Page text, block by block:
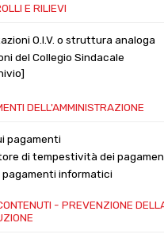
E RILIEVI
O.I.V. o struttura analoga
del Collegio Sindacale
DELL'AMMINISTRAZIONE
pagamenti
di tempestività dei
pagamenti informatici
- PREVENZIONE